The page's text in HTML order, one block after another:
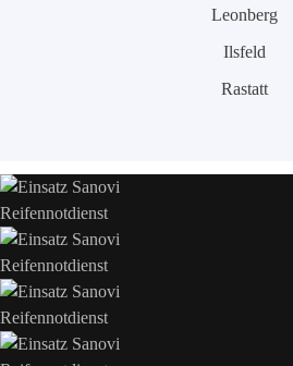
Leonberg
Ilsfeld
Rastatt